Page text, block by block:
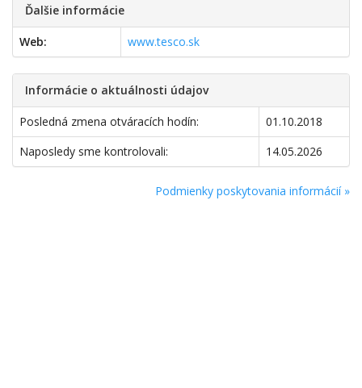
Ďalšie informácie
Web: www.tesco.sk
Informácie o aktuálnosti údajov
Posledná zmena otváracích hodín:
01.10.2018
Naposledy sme kontrolovali:
14.05.2026
Podmienky poskytovania informácií »